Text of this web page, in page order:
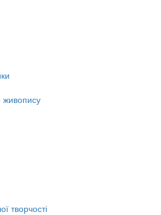
живопису
творчості